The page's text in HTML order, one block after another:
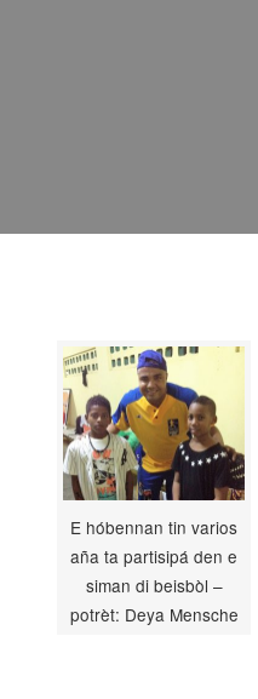
E hóbennan tin varios
aña ta partisipá den e
siman di beisbòl –
potrèt: Deya Mensche